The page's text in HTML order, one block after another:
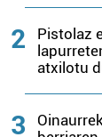
2
Pistolaz
atxilotu
3